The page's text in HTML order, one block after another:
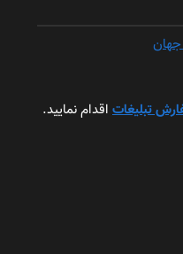
جهان
تبلیغات اقدام نمایید.